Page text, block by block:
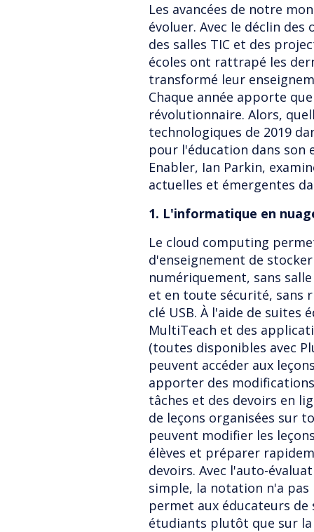
Les avancées de notre
évoluer. Avec le déclin
des salles TIC et des
écoles ont rattrapé les
transformé leur
Chaque année apporte
révolutionnaire. Alors,
technologiques de 2019
pour l'éducation dans son
Enabler, Ian Parkin,
actuelles et émergentes
1. L'informatique en
Le cloud computing
d'enseignement de
numériquement, sans
et en toute sécurité, sans
clé USB. À l'aide de suites
MultiTeach et des
(toutes disponibles avec
peuvent accéder aux
apporter des
tâches et des devoirs en
de leçons organisées sur
peuvent modifier les
élèves et préparer
devoirs. Avec l'auto-
simple, la notation n'a
permet aux éducateurs
étudiants plutôt que sur la